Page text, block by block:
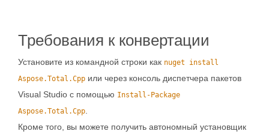
Требования к конвертации
Установите из командной строки как nuget install
Aspose.Total.Cpp или через консоль диспетчера пакетов
Visual Studio с помощью Install-Package
Aspose.Total.Cpp
Кроме того, вы можете получить автономный установщик